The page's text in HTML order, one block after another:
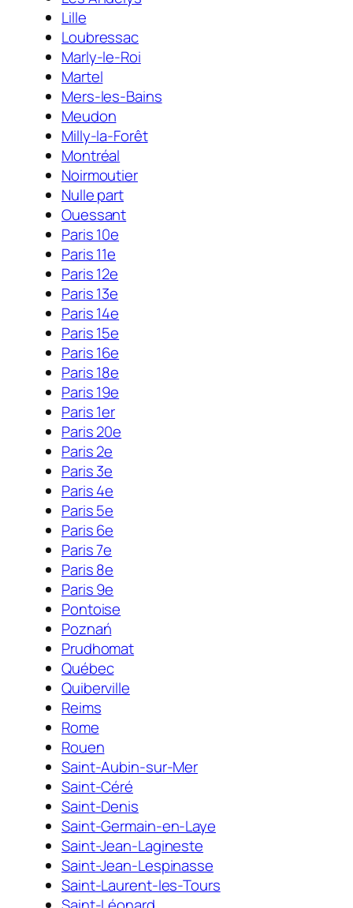
Lille
Loubressac
Marly-le-Roi
Martel
Mers-les-Bains
Meudon
Milly-la-Forêt
Montréal
Noirmoutier
Nulle part
Ouessant
Paris 10e
Paris 11e
Paris 12e
Paris 13e
Paris 14e
Paris 15e
Paris 16e
Paris 18e
Paris 19e
Paris 1er
Paris 20e
Paris 2e
Paris 3e
Paris 4e
Paris 5e
Paris 6e
Paris 7e
Paris 8e
Paris 9e
Pontoise
Poznań
Prudhomat
Québec
Quiberville
Reims
Rome
Rouen
Saint-Aubin-sur-Mer
Saint-Céré
Saint-Denis
Saint-Germain-en-Laye
Saint-Jean-Lagineste
Saint-Jean-Lespinasse
Saint-Laurent-les-Tours